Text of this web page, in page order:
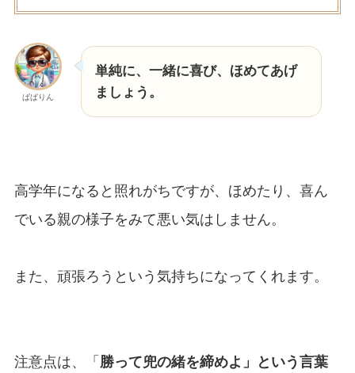
ぱぱりん
単純に、一緒に喜び、ほめてあげ
ましょう。
高学年になると照れがちですが、ほめたり、喜ん
でいる親の様子をみて悪い気はしません。
また、頑張ろうという気持ちになってくれます。
注意点は、「 勝って兜の緒を締めよ」という言葉